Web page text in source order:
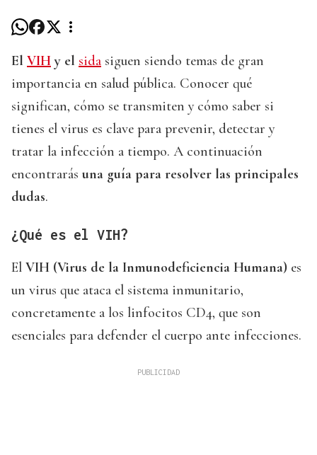
El VIHy el sida siguen siendo temas de gran
importancia en salud pública. Conocer qué
significan, cómo se transmiten y cómo saber si
tienes el virus es clave para prevenir, detectar y
tratar la infección a tiempo. A continuación
encontrarás una guía para resolver las principales
dudas.
¿Qué es el VIH?
El VIH (Virus de la Inmunodeficiencia Humana) es
un virus que ataca el sistema inmunitario,
concretamente a los linfocitos CD4, que son
esenciales para defender el cuerpo ante infecciones.